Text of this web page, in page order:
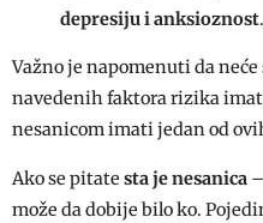
depresiju i anksioznost.
Važno je napomenuti da
navedenih faktora rizika
nesanicom imati jedan od
Ako se pitate sta je nesanica
može da dobije bilo ko.